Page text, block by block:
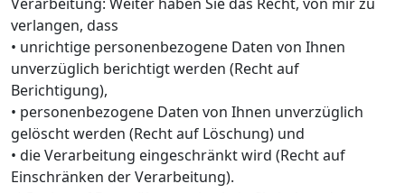
verlangen, dass
• unrichtige personenbezogene Daten von Ihnen
unverzüglich berichtigt werden (Recht auf
Berichtigung),
• personenbezogene Daten von Ihnen unverzüglich
gelöscht werden (Recht auf Löschung) und
• die Verarbeitung eingeschränkt wird (Recht auf
Einschränken der Verarbeitung).